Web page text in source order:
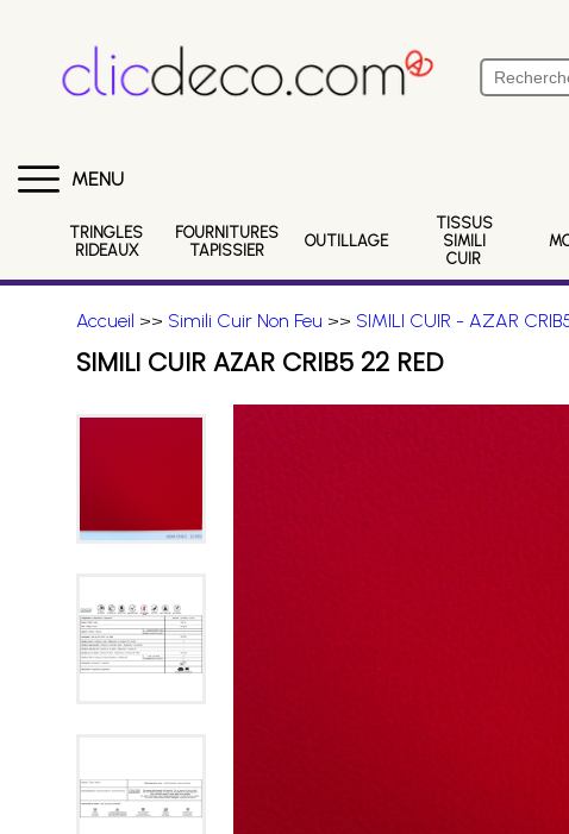
MENU
TRINGLES
RIDEAUX
FOURNITURES
TAPISSIER
OUTILLAGE
TISSUS
SIMILI
CUIR
Accueil >> Simili Cuir Non Feu >> SIMILI CUIR - AZAR
SIMILI CUIR AZAR CRIB5 22 RED